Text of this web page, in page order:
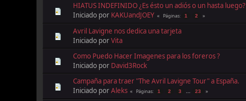
HIATUS INDEFINIDO ¿Es ésto un adiós o un hasta luego?
Iniciado por KAKUandJOEY Páginas 1 2
Avril Lavigne nos dedica una tarjeta
Iniciado porVita
Como Puedo Hacer Imagenes para los foreros ?
Iniciado por David3Rock
Campaña para traer "The Avril Lavigne Tour" a España.
Iniciado porAleks Páginas 1 2 3 ... 23